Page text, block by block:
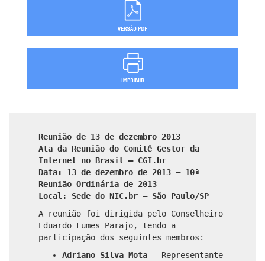
Reunião de 13 de dezembro 2013
Ata da Reunião do Comitê Gestor da
Internet no Brasil – CGI.br
Data: 13 de dezembro de 2013 – 10ª
Reunião Ordinária de 2013
Local: Sede do NIC.br – São Paulo/SP
A reunião foi dirigida pelo Conselheiro
Eduardo Fumes Parajo, tendo a
participação dos seguintes membros:
Adriano Silva Mota – Representante